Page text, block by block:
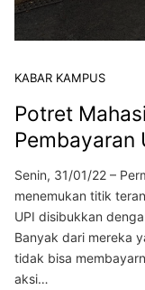
KABAR KAMPUS
Potret
Pembayaran
Senin, 31/01/22 –
menemukan titik
UPI disibukkan
Banyak dari mereka
tidak bisa
aksi…